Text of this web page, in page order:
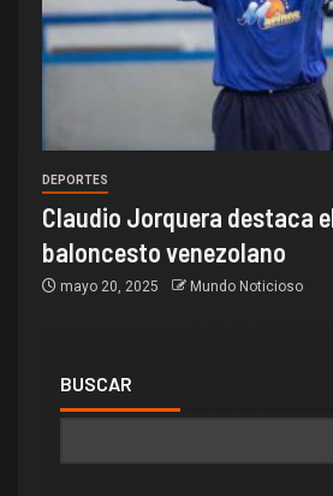
DEPORTES
Claudio Jorquera destaca
baloncesto venezolano
mayo 20, 2025 Mundo Noticioso
BUSCAR